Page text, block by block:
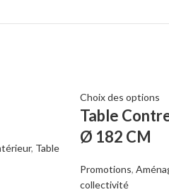
, Table
Choix des options
Table
Ø 182 CM
Promotions,
collectivité